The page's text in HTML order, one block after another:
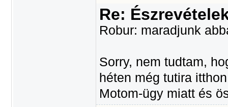
Re:
Robur: maradjunk
Sorry, nem tudtam,
héten még tutira
Motom-ügy miatt és